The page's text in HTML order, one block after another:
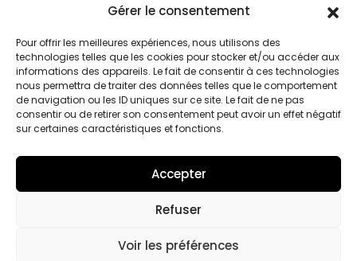
Gérer le consentement
Pour offrir les meilleures expériences, nous utilisons des
technologies telles que les cookies pour stocker et/ou accéder aux
informations des appareils. Le fait de consentir à ces technologies
nous permettra de traiter des données telles que le comportement
de navigation ou les ID uniques sur ce site. Le fait de ne pas
consentir ou de retirer son consentement peut avoir un effet négatif
sur certaines caractéristiques et fonctions.
Accepter
Refuser
Voir les préférences
J'accepte de recevoir des newsletters et des informations
marketing de ASB France.